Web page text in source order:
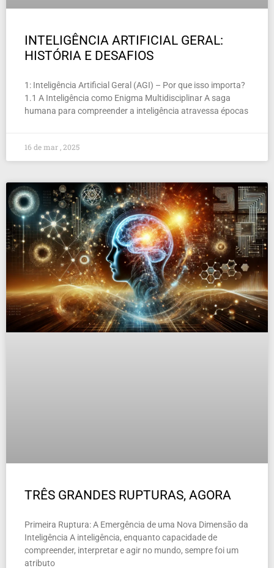
INTELIGÊNCIA ARTIFICIAL GERAL:
HISTÓRIA E DESAFIOS
1: Inteligência Artificial Geral (AGI) – Por que isso importa?
1.1 A Inteligência como Enigma Multidisciplinar A saga
humana para compreender a inteligência atravessa épocas
16 de mar , 2025
TRÊS GRANDES RUPTURAS, AGORA
Primeira Ruptura: A Emergência de uma Nova Dimensão da
Inteligência A inteligência, enquanto capacidade de
compreender, interpretar e agir no mundo, sempre foi um
atributo